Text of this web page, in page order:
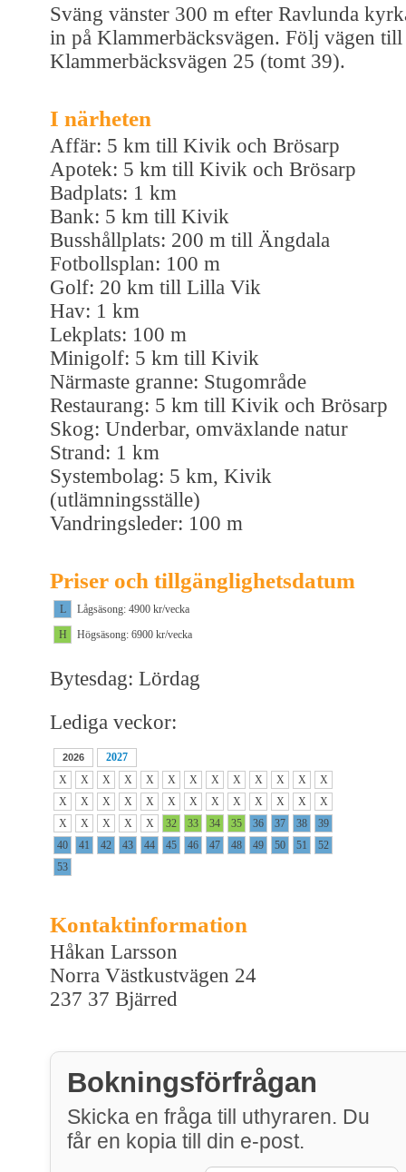
Sväng vänster 300 m efter Ravlunda
in på Klammerbäcksvägen. Följ vägen till
Klammerbäcksvägen 25 (tomt 39).
I närheten
Affär: 5 km till Kivik och Brösarp
Apotek: 5 km till Kivik och Brösarp
Badplats: 1 km
Bank: 5 km till Kivik
Busshållplats: 200 m till Ängdala
Fotbollsplan: 100 m
Golf: 20 km till Lilla Vik
Hav: 1 km
Lekplats: 100 m
Minigolf: 5 km till Kivik
Närmaste granne: Stugområde
Restaurang: 5 km till Kivik och Brösarp
Skog: Underbar, omväxlande natur
Strand: 1 km
Systembolag: 5 km, Kivik
(utlämningsställe)
Vandringsleder: 100 m
Priser och tillgänglighetsdatum
L
Lågsäsong: 4900 kr/vecka
H
Högsäsong: 6900 kr/vecka
Bytesdag: Lördag
Lediga veckor:
2026
2027
X
X X X X X X X X X X X
X
X
X X X X X X X X X X X
X
X
X X X X 32 33 34 35 36 37 38
39
40
41 42 43 44 45 46 47 48 49 50 51
52
53
Kontaktinformation
Håkan Larsson
Norra Västkustvägen 24
237 37 Bjärred
Bokningsförfrågan
Skicka en fråga till uthyraren. Du
får en kopia till din e-post.